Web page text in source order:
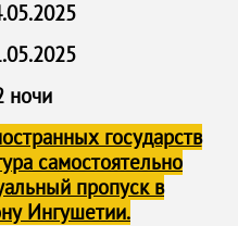
ночи
государств
самостоятельно
пропуск в
Ингушетии.